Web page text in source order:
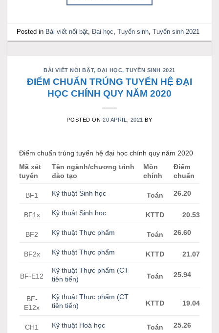
Posted in Bài viết nổi bật ,Đại học ,Tuyển sinh ,Tuyển sinh 2021
BÀI VIẾT NỔI BẬT,ĐẠI HỌC,TUYỂN SINH 2021
ĐIỂM CHUẨN TRÚNG TUYỂN HỆ ĐẠI
HỌC CHÍNH QUY NĂM 2020
POSTED ON20 APRIL, 2021 BY
Điểm chuẩn trúng tuyển hệ đại học chính quy năm 2020
Mã xét
tuyển
Tên ngành/chương trình
đào tạo
Môn
chính
Điểm
chuẩn
BF1 Kỹ thuật Sinh học Toán 26.20
BF1x Kỹ thuật Sinh học KTTD 20.53
BF2 Kỹ thuật Thực phẩm Toán 26.60
BF2x Kỹ thuật Thực phẩm KTTD 21.07
BF-E12
Kỹ thuật Thực phẩm (CT
tiên tiến)
Toán 25.94
BF-
E12x
Kỹ thuật Thực phẩm (CT
tiên tiến)
KTTD 19.04
CH1 Kỹ thuật Hoá học Toán 25.26